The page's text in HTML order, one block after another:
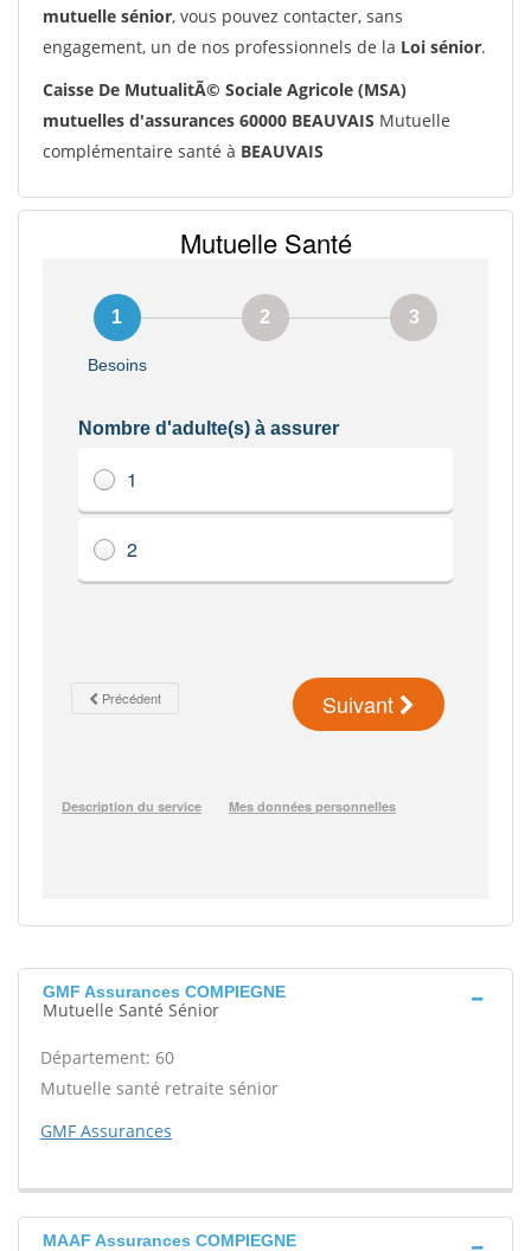
mutuelle sénior, vous pouvez contacter, sans
engagement, un de nos professionnels de la Loi sénior.
Caisse De MutualitÃ© Sociale Agricole (MSA)
mutuelles d'assurances 60000 BEAUVAIS Mutuelle
complémentaire santé à BEAUVAIS
GMF Assurances COMPIEGNE
Mutuelle Santé Sénior
Département: 60
Mutuelle santé retraite sénior
GMF Assurances
MAAF Assurances COMPIEGNE